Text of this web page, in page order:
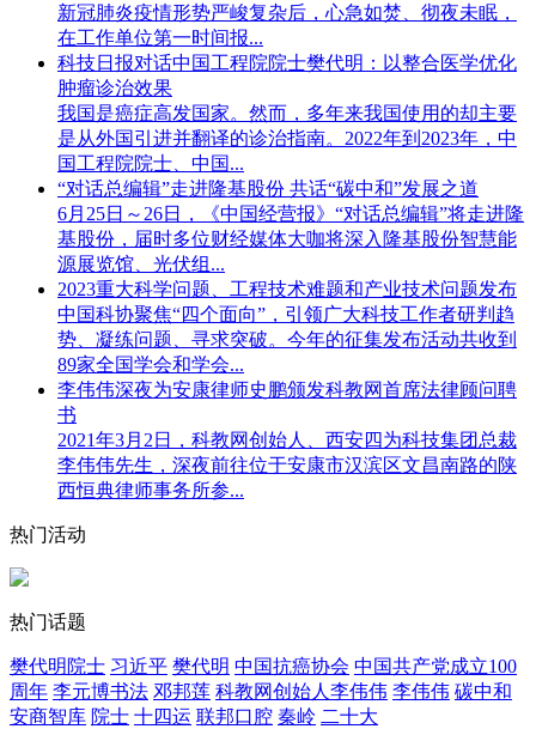
新冠肺炎疫情形势严峻复杂后，心急如焚、彻夜未眠，
在工作单位第一时间报...
科技日报对话中国工程院院士樊代明：以整合医学优化
肿瘤诊治效果
我国是癌症高发国家。然而，多年来我国使用的却主要
是从外国引进并翻译的诊治指南。2022年到2023年，中
国工程院院士、中国...
“对话总编辑”走进隆基股份 共话“碳中和”发展之道
6月25日～26日，《中国经营报》“对话总编辑”将走进隆
基股份，届时多位财经媒体大咖将深入隆基股份智慧能
源展览馆、光伏组...
2023重大科学问题、工程技术难题和产业技术问题发布
中国科协聚焦“四个面向”，引领广大科技工作者研判趋
势、凝练问题、寻求突破。今年的征集发布活动共收到
89家全国学会和学会...
李伟伟深夜为安康律师史鹏颁发科教网首席法律顾问聘
书
2021年3月2日，科教网创始人、西安四为科技集团总裁
李伟伟先生，深夜前往位于安康市汉滨区文昌南路的陕
西恒典律师事务所参...
热门活动
热门话题
樊代明院士 习近平 樊代明 中国抗癌协会 中国共产党成立100
周年 李元博书法 邓邦莲 科教网创始人李伟伟 李伟伟 碳中和
安商智库 院士 十四运 联邦口腔 秦岭 二十大